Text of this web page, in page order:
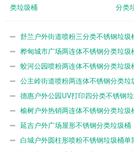
类垃圾桶
分类
舒兰户外街道喷粉三分类不锈钢垃圾
桦甸城市广场两连体不锈钢分类垃圾
蛟河公园喷粉两连体不锈钢分类垃圾
公主岭街道喷粉两连体不锈钢分类垃
德惠户外公园UV打印四分类不锈钢
榆树户外热销两连体不锈钢分类垃圾
延吉户外广场屋形不锈钢分类垃圾桶
白城户外圆柱形喷粉不锈钢垃圾桶单